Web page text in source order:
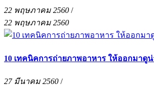
22 พฤษภาคม 2560 /
22 พฤษภาคม 2560
10 เทคนิคการถ่ายภาพอาหาร ให้ออกมาดู
27 มีนาคม 2560 /